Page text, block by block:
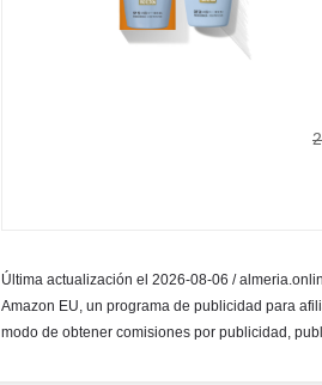
Última actualización el 2026-08-06 /
Amazon EU, un programa de publicidad para
modo de obtener comisiones por publicidad,